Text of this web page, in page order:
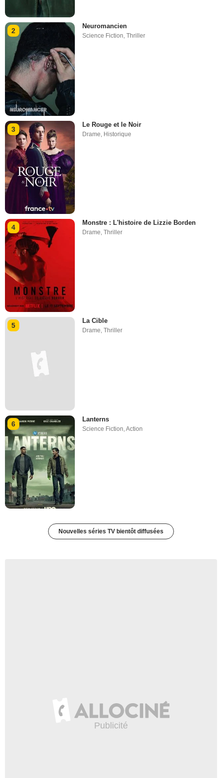
2
Neuromancien
Science Fiction,Thriller
3
Le Rouge et le Noir
Drame Historique
4
Monstre : L'histoire de Lizzie Borden
Drame,Thriller
5
La Cible
Drame,Thriller
6
Lanterns
Science Fiction ,Action
Nouvelles séries TV bientôt diffusées